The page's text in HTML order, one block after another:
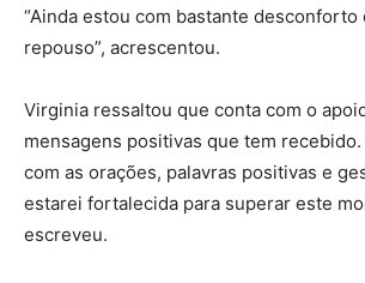
“Ainda estou com bastante
repouso”, acrescentou.
Virginia ressaltou que conta com o
mensagens positivas que tem recebido.
com as orações, palavras positivas e
estarei fortalecida para superar este
escreveu.